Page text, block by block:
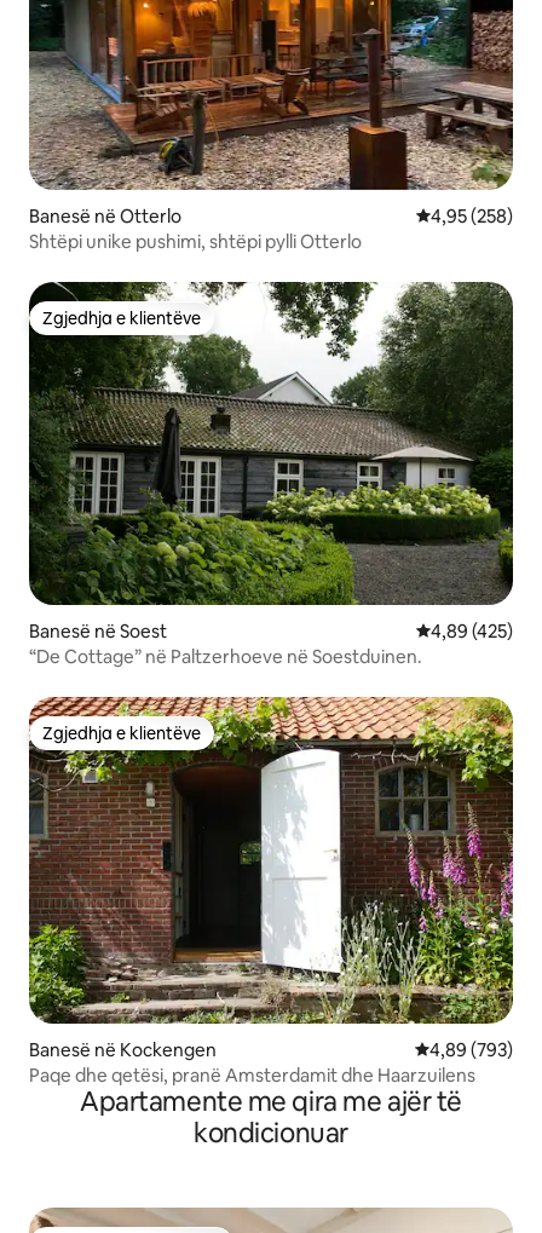
Banesë në Otterlo Vlerësimi
4,95 (258)
Shtëpi unike pushimi, shtëpi pylli Otterlo
Zgjedhja e klientëve
Zgjedhja e klientëve
Banesë në Soest Vlerësimi
4,89 (425)
“De Cottage” në Paltzerhoeve në Soestduinen.
Zgjedhja e klientëve
Zgjedhja e klientëve
Banesë në Kockengen Vlerësimi
4,89 (793)
Paqe dhe qetësi, pranë Amsterdamit dhe Haarzuilens
Apartamente me qira me ajër të
kondicionuar